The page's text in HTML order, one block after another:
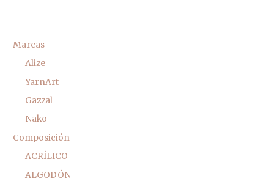
Marcas
Alize
YarnArt
Gazzal
Nako
Composición
ACRÍLICO
ALGODÓN